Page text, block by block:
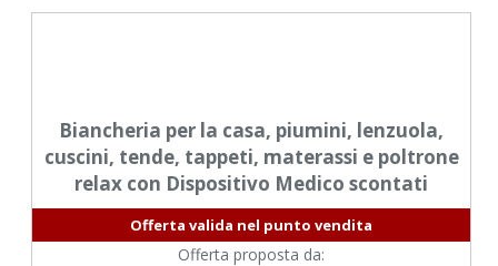
Biancheria per la casa, piumini, lenzuola,
cuscini, tende, tappeti, materassi e poltrone
relax con Dispositivo Medico scontati
Offerta valida nel punto vendita
Offerta proposta da: